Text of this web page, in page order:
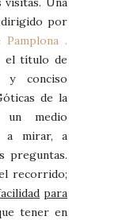
por
Pamplona .
el título de
y conciso
de la
medio
a mirar, a
preguntas.
recorrido;
para
tener en